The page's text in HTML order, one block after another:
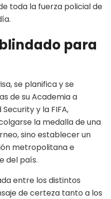
toda la fuerza policial de
para
se planifica y se
de su Academia a
y la FIFA,
la medalla de una
sino establecer un
metropolitana e
del país.
entre los distintos
de certeza tanto a los